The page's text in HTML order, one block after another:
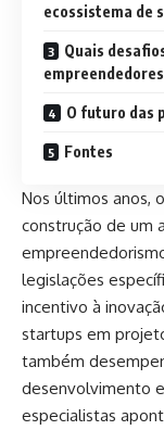
ecossistema de
Quais
empreendedores
O futuro das
Fontes
Nos últimos anos,
construção de um
legislações
incentivo à
startups em
também
desenvolvimento
especialistas